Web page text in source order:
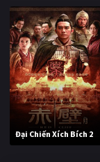
Đại Chiến Xích Bích 2